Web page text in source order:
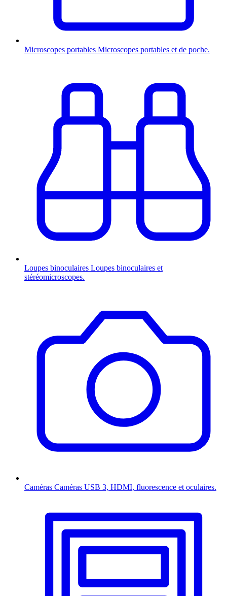
Microscopes portables Microscopes portables et de poche.
Loupes binoculaires Loupes binoculaires et
stéréomicroscopes.
Caméras Caméras USB 3, HDMI, fluorescence et oculaires.